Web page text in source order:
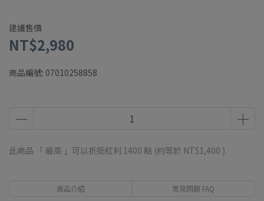
建議售價
NT$2,980
商品編號: 07010258858
此商品 「 最高 」可以折抵紅利 1400 點 (約等於 NT$1,400 )
商品介紹 常見問題 FAQ